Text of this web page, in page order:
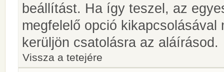
beállítást. Ha így teszel, az
megfelelő opció
kerüljön csatolásra az aláírásod.
Vissza a tetejére